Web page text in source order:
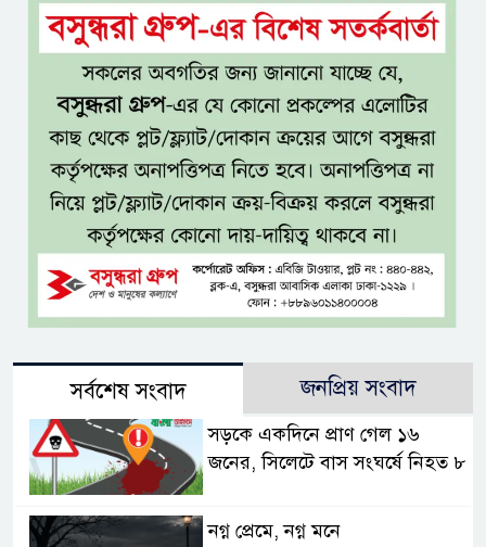
সর্বশেষ সংবাদ জনপ্রিয় সংবাদ
সড়কে একদিনে প্রাণ গেল ১৬
জনের, সিলেটে বাস সংঘর্ষে নিহত ৮
নগ্ন প্রেমে, নগ্ন মনে